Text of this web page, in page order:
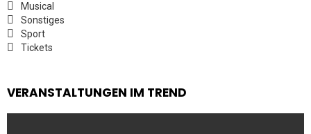
Musical
Sonstiges
Sport
Tickets
VERANSTALTUNGEN IM TREND